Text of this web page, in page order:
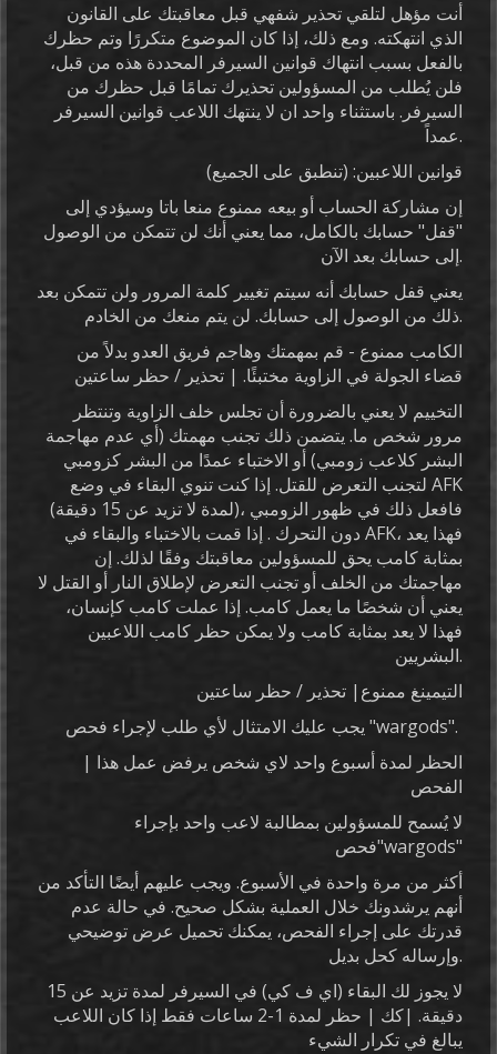
أنت مؤهل لتلقي تحذير شفهي قبل معاقبتك على القانون
الذي انتهكته. ومع ذلك، إذا كان الموضوع متكررًا وتم حظرك
بالفعل بسبب انتهاك قوانين السيرفر المحددة هذه من قبل،
فلن يُطلب من المسؤولين تحذيرك تمامًا قبل حظرك من
السيرفر. باستثناء واحد ان لا ينتهك اللاعب قوانين السيرفر
عمداً.
قوانين اللاعبين: (تنطبق على الجميع)
إن مشاركة الحساب أو بيعه ممنوع منعا باتا وسيؤدي إلى
"قفل" حسابك بالكامل، مما يعني أنك لن تتمكن من الوصول
إلى حسابك بعد الآن.
يعني قفل حسابك أنه سيتم تغيير كلمة المرور ولن تتمكن بعد
ذلك من الوصول إلى حسابك. لن يتم منعك من الخادم.
الكامب ممنوع - قم بمهمتك وهاجم فريق العدو بدلاً من
قضاء الجولة في الزاوية مختبئًا. | تحذير / حظر ساعتين
التخييم لا يعني بالضرورة أن تجلس خلف الزاوية وتنتظر
مرور شخص ما. يتضمن ذلك تجنب مهمتك (أي عدم مهاجمة
البشر كلاعب زومبي) أو الاختباء عمدًا من البشر كزومبي
لتجنب التعرض للقتل. إذا كنت تنوي البقاء في وضع AFK
(لمدة لا تزيد عن 15 دقيقة)، فافعل ذلك في ظهور الزومبي
دون التحرك . إذا قمت بالاختباء والبقاء في AFK، فهذا يعد
بمثابة كامب يحق للمسؤولين معاقبتك وفقًا لذلك. إن
مهاجمتك من الخلف أو تجنب التعرض لإطلاق النار أو القتل لا
يعني أن شخصًا ما يعمل كامب. إذا عملت كامب كإنسان،
فهذا لا يعد بمثابة كامب ولا يمكن حظر كامب اللاعبين
البشريين.
التيمينغ ممنوع| تحذير / حظر ساعتين
يجب عليك الامتثال لأي طلب لإجراء فحص "wargods".
| الحظر لمدة أسبوع واحد لاي شخص يرفض عمل هذا
الفحص
لا يُسمح للمسؤولين بمطالبة لاعب واحد بإجراء
فحص"wargods"
أكثر من مرة واحدة في الأسبوع. ويجب عليهم أيضًا التأكد من
أنهم يرشدونك خلال العملية بشكل صحيح. في حالة عدم
قدرتك على إجراء الفحص، يمكنك تحميل عرض توضيحي
وإرساله كحل بديل.
لا يجوز لك البقاء (اي ف كي) في السيرفر لمدة تزيد عن 15
دقيقة. |كك | حظر لمدة 1-2 ساعات فقط إذا كان اللاعب
يبالغ في تكرار الشيء